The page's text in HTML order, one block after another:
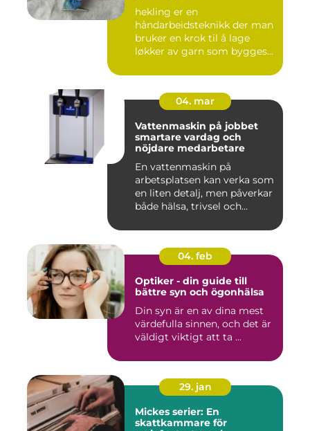
hekling er en
håndarbeidsteknikk der man
bruker en krok til å lage
løkker av garn som bygges
04. mar
Vattenmaskin på jobbet
smartare vardag och
nöjdare medarbetare
En vattenmaskin på
arbetsplatsen kan verka som
en liten detalj, men påverkar
både hälsa, trivsel och...
04. feb
Optiker - din guide till
bättre syn och ögonhälsa
Din syn är en av dina mest
värdefulla sinnen, och det är
väldigt viktigt att ta ...
29. jan
Mickes serier: En
skattkammare för